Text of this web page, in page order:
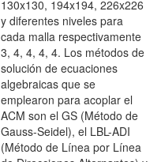
130x130, 194x194, 226x226
y diferentes niveles para
cada malla respectivamente
3, 4, 4, 4, 4. Los métodos de
solución de ecuaciones
algebraicas que se
emplearon para acoplar el
ACM son el GS (Método de
Gauss-Seidel), el LBL-ADI
(Método de Línea por Línea